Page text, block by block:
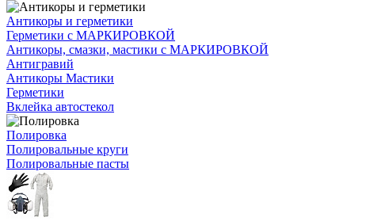
Антикоры и герметики
Герметики с МАРКИРОВКОЙ
Антикоры, смазки, мастики с МАРКИРОВКОЙ
Антигравий
Антикоры Мастики
Герметики
Вклейка автостекол
Полировка
Полировальные круги
Полировальные пасты